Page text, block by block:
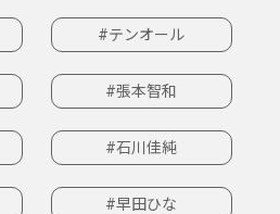
#テンオール
#張本智和
#石川佳純
#早田ひな